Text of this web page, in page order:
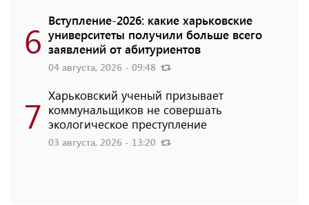
6 Вступление-2026: какие харьковские
университеты получили больше всего
заявлений от абитуриентов
04 августа, 2026 - 09:48
7 Харьковский ученый призывает
коммунальщиков не совершать
экологическое преступление
03 августа, 2026 - 13:20